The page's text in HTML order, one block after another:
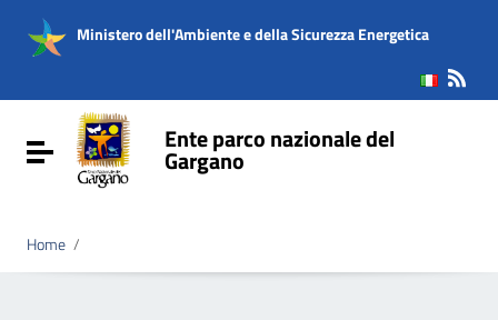
Vai al menu di navigazione
Vai al footer
Ministero dell'Ambiente e della Sicurezza Energetica
Attiva / disattiva la navigazioneEnte parco nazionale del
Gargano
Home /